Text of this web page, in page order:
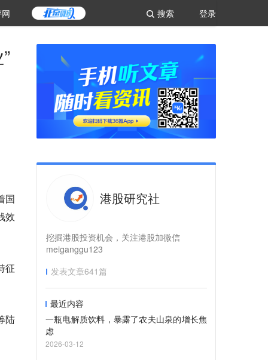
登录
搜索
国
效
征
陆
港股研究社
挖掘港股投资机会，关注港股加微信
meiganggu123
发表文章641篇
最近内容
一瓶电解质饮料，暴露了农夫山泉的增长焦
虑
2026-03-12